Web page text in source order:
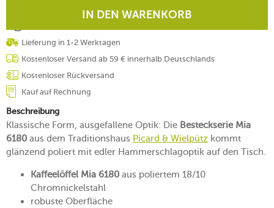
IN DEN WARENKORB
Lieferung in 1-2 Werktagen
Kostenloser Versand ab 59 € innerhalb Deutschlands
Kostenloser Rückversand
Kauf auf Rechnung
Beschreibung
Klassische Form, ausgefallene Optik: Die Besteckserie Mia
6180 aus dem Traditionshaus Picard & Wielpütz kommt
glänzend poliert mit edler Hammerschlagoptik auf den Tisch.
Kaffeelöffel Mia 6180 aus poliertem 18/10
Chromnickelstahl
robuste Oberfläche